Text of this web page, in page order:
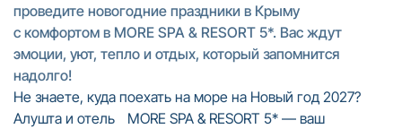
проведите новогодние праздники в Крыму
с комфортом в MORE SPA & RESORT 5*. Вас ждут
эмоции, уют, тепло и отдых, который запомнится
надолго!
Не знаете, куда поехать на море на Новый год 2027?
Алушта и отель MORE SPA & RESORT 5* — ваш